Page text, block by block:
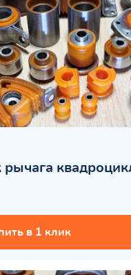
рычага
в 1 клик